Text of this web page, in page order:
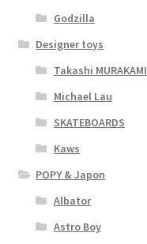
Godzilla
Designer toys
Takashi MURAKAMI
Michael Lau
SKATEBOARDS
Kaws
POPY & Japon
Albator
Astro Boy